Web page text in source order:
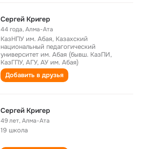
Сергей Кригер
44 года,Алма-Ата
КазНПУ им. Абая, Казахский
национальный педагогический
университет им. Абая (бывш. КазПИ,
КазГПУ, АГУ, АУ им. Абая)
Добавить в друзья
Сергей Кригер
49 лет,Алма-Ата
19 школа